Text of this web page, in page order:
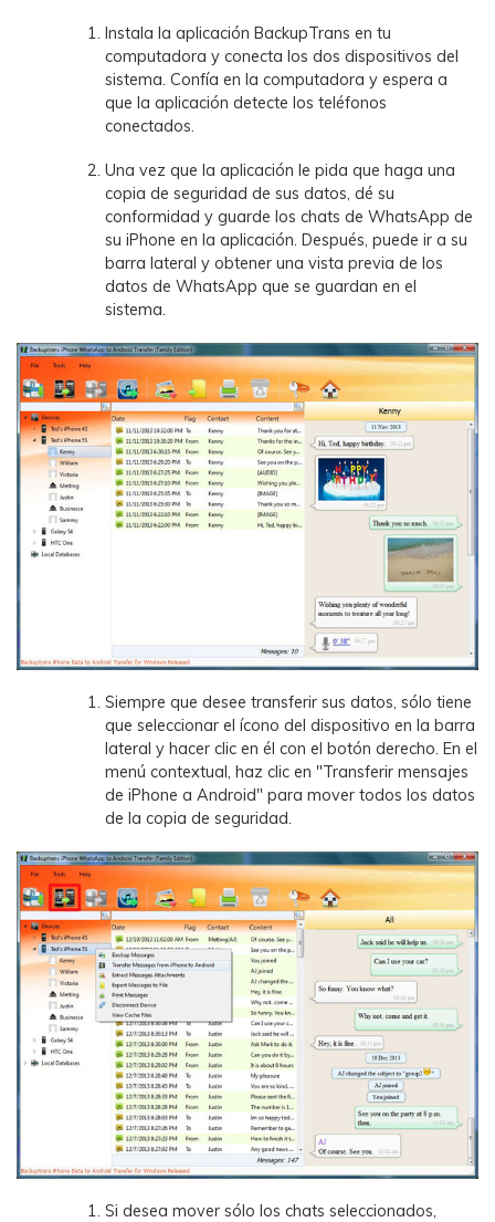
Instala la aplicación BackupTrans en tu
computadora y conecta los dos dispositivos del
sistema. Confía en la computadora y espera a
que la aplicación detecte los teléfonos
conectados.
Una vez que la aplicación le pida que haga una
copia de seguridad de sus datos, dé su
conformidad y guarde los chats de WhatsApp de
su iPhone en la aplicación. Después, puede ir a su
barra lateral y obtener una vista previa de los
datos de WhatsApp que se guardan en el
sistema.
Siempre que desee transferir sus datos, sólo tiene
que seleccionar el ícono del dispositivo en la barra
lateral y hacer clic en él con el botón derecho. En el
menú contextual, haz clic en "Transferir mensajes
de iPhone a Android" para mover todos los datos
de la copia de seguridad.
Si desea mover sólo los chats seleccionados,